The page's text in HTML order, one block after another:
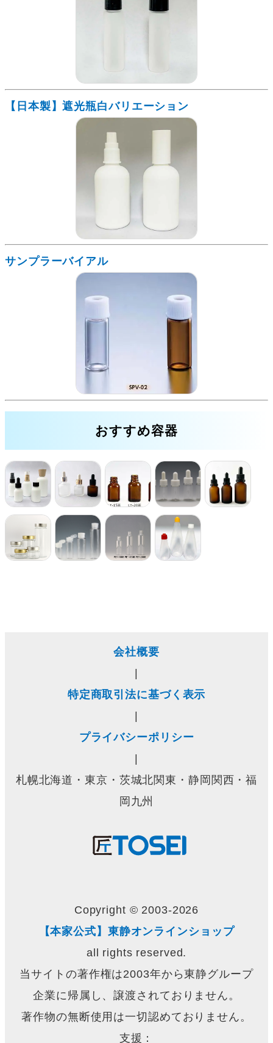
【日本製】遮光瓶白バリエーション
サンプラーバイアル
おすすめ容器
会社概要
|
特定商取引法に基づく表示
|
プライバシーポリシー
|
札幌北海道・東京・茨城北関東・静岡関西・福
岡九州
Copyright © 2003-2026
【本家公式】東静オンラインショップ
all rights reserved.
当サイトの著作権は2003年から東静グループ
企業に帰属し、譲渡されておりません。
著作物の無断使用は一切認めておりません。
支援：